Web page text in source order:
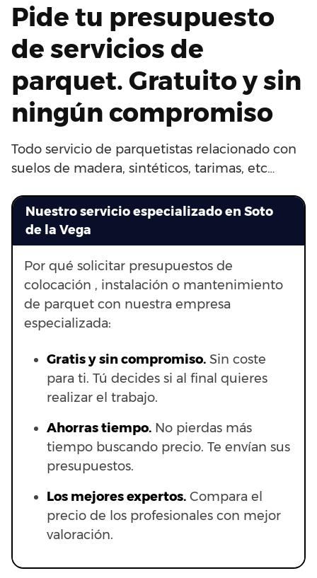
Pide tu presupuesto
de servicios de
parquet. Gratuito y sin
ningún compromiso
Todo servicio de parquetistas relacionado con
suelos de madera, sintéticos, tarimas, etc…
Nuestro servicio especializado en Soto
de la Vega
Por qué solicitar presupuestos de
colocación , instalación o mantenimiento
de parquet con nuestra empresa
especializada:
Gratis y sin compromiso. Sin coste
para ti. Tú decides si al final quieres
realizar el trabajo.
Ahorras tiempo. No pierdas más
tiempo buscando precio. Te envían sus
presupuestos.
Los mejores expertos. Compara el
precio de los profesionales con mejor
valoración.